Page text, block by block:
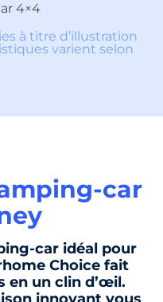
4×4
à titre d’illustration
varient selon
car
car idéal pour
Choice fait
en un clin d’œil.